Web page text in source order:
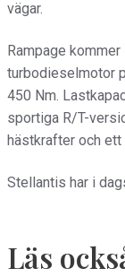
vägar.
Rampage
turbodieselmotor
450 Nm.
sportiga R/T-
hästkrafter och ett
Stellantis har i
Läs